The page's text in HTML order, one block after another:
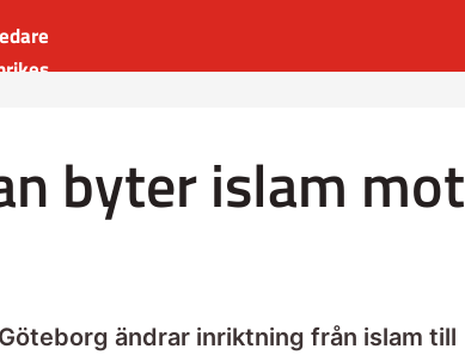
byter islam mot
ändrar inriktning från islam till